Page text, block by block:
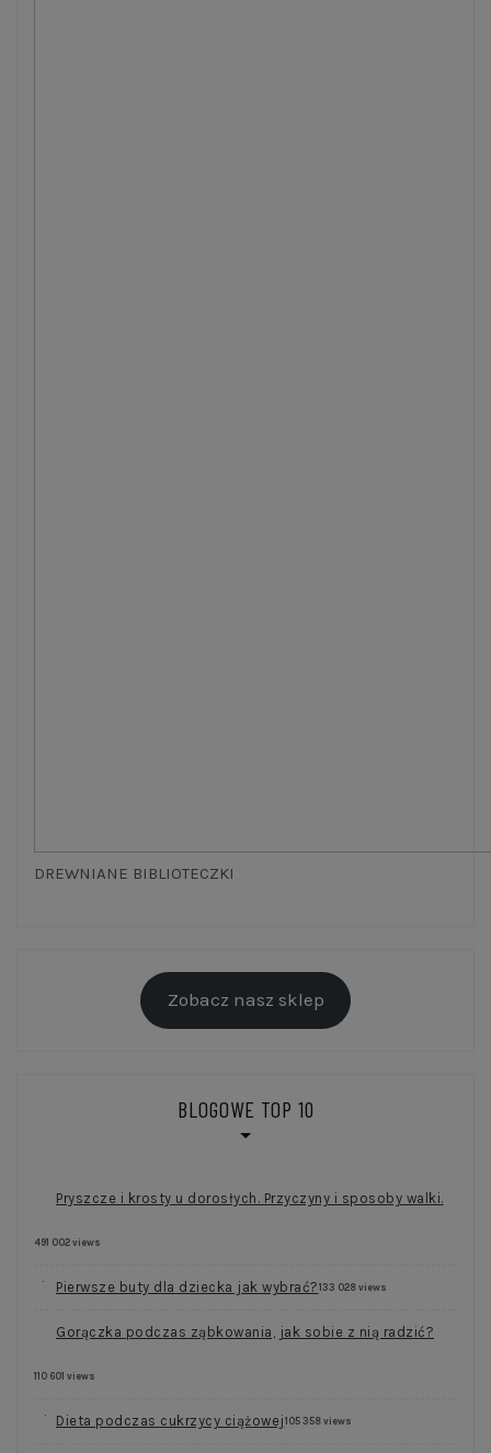
DREWNIANE BIBLIOTECZKI
Zobacz nasz sklep
BLOGOWE TOP 10
Pryszcze i krosty u dorosłych. Przyczyny i sposoby walki.
491 002 views
Pierwsze buty dla dziecka jak wybrać? 133 028 views
Gorączka podczas ząbkowania, jak sobie z nią radzić?
110 601 views
Dieta podczas cukrzycy ciążowej 105 358 views